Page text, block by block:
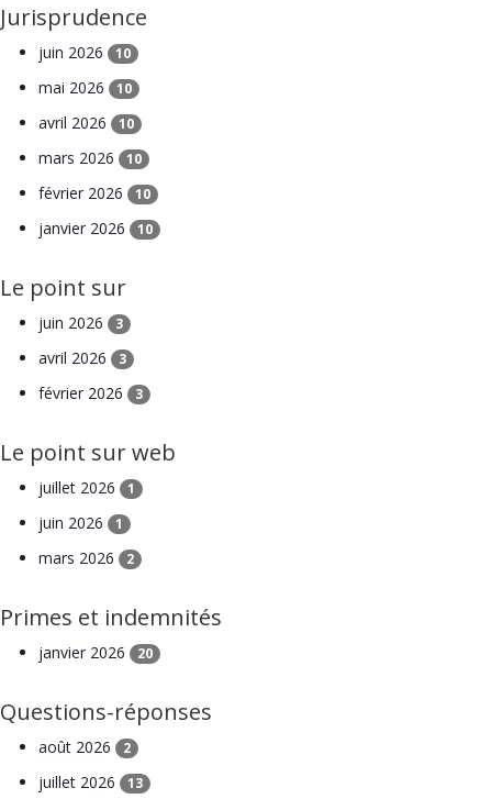
Jurisprudence
juin 2026 10
mai 2026 10
avril 2026 10
mars 2026 10
février 2026 10
janvier 2026 10
Le point sur
juin 2026 3
avril 2026 3
février 2026 3
Le point sur web
juillet 2026 1
juin 2026 1
mars 2026 2
Primes et indemnités
janvier 2026 20
Questions-réponses
août 2026 2
juillet 2026 13